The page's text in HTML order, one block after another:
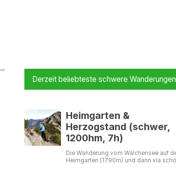
Derzeit beliebteste schwere Wanderungen